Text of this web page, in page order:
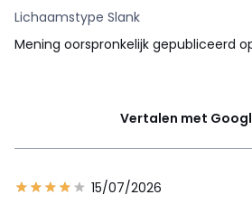
Lichaamstype Slank
Mening oorspronkelijk gepubliceerd
Vertalen met
15/07/2026